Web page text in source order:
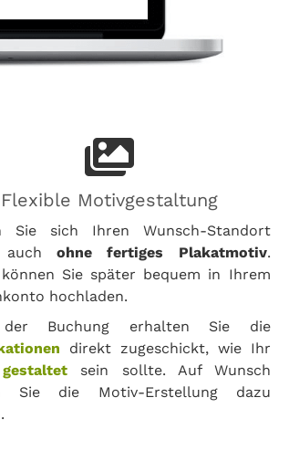
Flexible Motivgestaltung
Sie sich Ihren Wunsch-Standort
auch ohne fertiges Plakatmotiv.
können Sie später bequem in Ihrem
hochladen.
Buchung erhalten Sie die
direkt zugeschickt, wie Ihr
sein sollte. Auf Wunsch
Sie die Motiv-Erstellung dazu